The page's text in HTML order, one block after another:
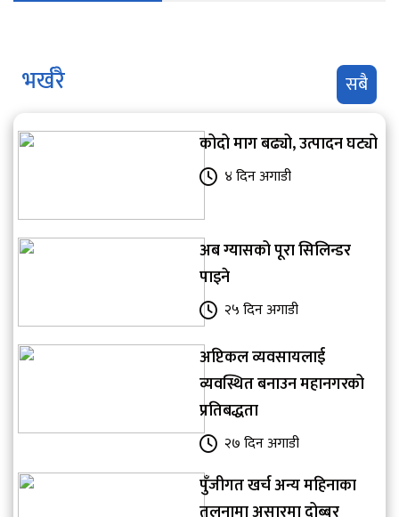
भर्खरै सबै
कोदो माग बढ्यो, उत्पादन घट्यो
४ दिन अगाडी
अब ग्यासको पूरा सिलिन्डर
पाइने
२५ दिन अगाडी
अप्टिकल व्यवसायलाई
व्यवस्थित बनाउन महानगरको
प्रतिबद्धता
२७ दिन अगाडी
पुँजीगत खर्च अन्य महिनाका